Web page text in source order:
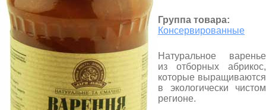
Группа товара:
Консервированные
Натуральное варенье
из отборных абрикос,
которые выращиваются
в экологически чистом
регионе.